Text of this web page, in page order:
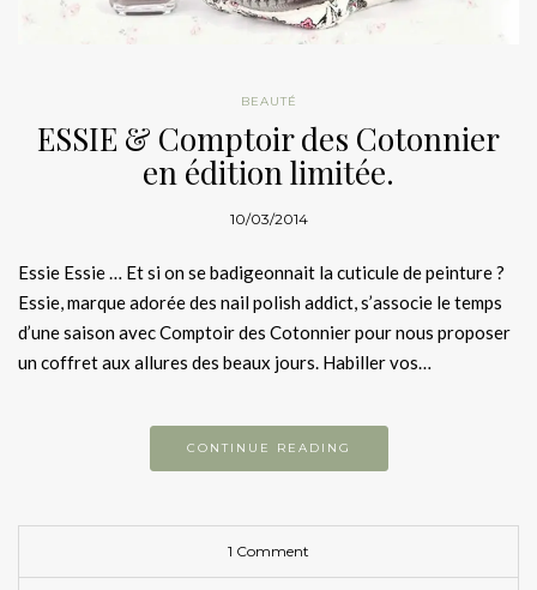
BEAUTÉ
ESSIE & Comptoir des Cotonnier
en édition limitée.
10/03/2014
Essie Essie … Et si on se badigeonnait la cuticule de peinture ?
Essie, marque adorée des nail polish addict, s’associe le temps
d’une saison avec Comptoir des Cotonnier pour nous proposer
un coffret aux allures des beaux jours. Habiller vos…
CONTINUE READING
1 Comment